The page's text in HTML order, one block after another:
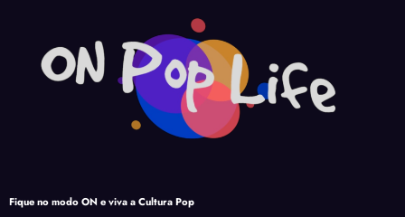
Fique no modo ON e viva a Cultura Pop